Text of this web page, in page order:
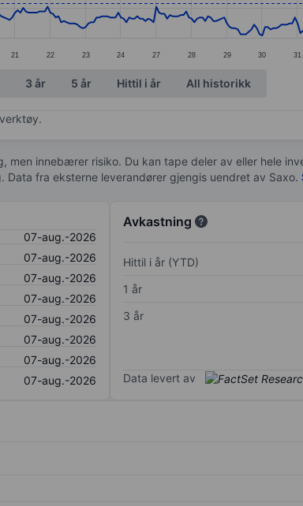
21 22 23 24 27 28 29 30 31
3 år 5 år Hittil i år All historikk
men innebærer risiko. Du kan tape deler av eller hele
fra eksterne leverandører gjengis uendret av Saxo.
07-aug.-2026
07-aug.-2026
07-aug.-2026
07-aug.-2026
07-aug.-2026
07-aug.-2026
07-aug.-2026
07-aug.-2026
Avkastning
Hittil i år (YTD)
1 år
3 år
Data levert av